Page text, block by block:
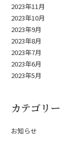
2023年11月
2023年10月
2023年9月
2023年8月
2023年7月
2023年6月
2023年5月
カテゴリー
お知らせ